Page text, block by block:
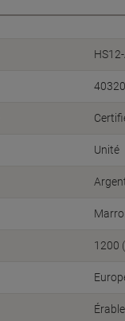
Unité
1200
Érable